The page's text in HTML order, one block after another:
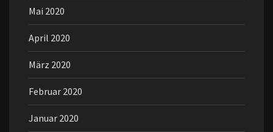
Mai 2020
April 2020
März 2020
Februar 2020
Januar 2020